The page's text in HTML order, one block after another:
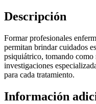
Descripción
Formar profesionales
permitan brindar cuidados
psiquiátrico, tomando como
investigaciones
para cada tratamiento.
Información